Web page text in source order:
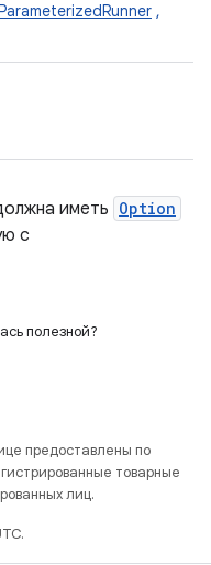
,
иметь Option
с
полезной?
предоставлены по
товарные
лиц.